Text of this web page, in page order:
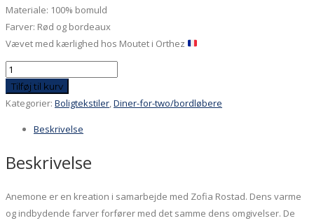
Materiale: 100% bomuld
Farver: Rød og bordeaux
Vævet med kærlighed hos Moutet i Orthez
Diner-
for-
2/bordløber
antal
Tilføj til kurv
Kategorier: Boligtekstiler Diner-for-two/bordløbere
Beskrivelse
Beskrivelse
Anemone er en kreation i samarbejde med Zofia Rostad. Dens varme
og indbydende farver forfører med det samme dens omgivelser. De